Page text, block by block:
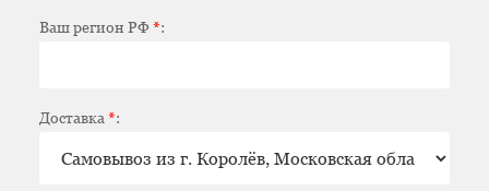
Ваш регион РФ*:
Доставка *: